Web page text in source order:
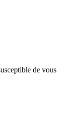
de vous